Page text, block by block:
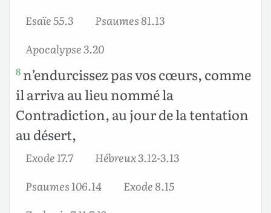
Esaïe 55.3
Psaumes 81.13
Apocalypse 3.20
8 n’endurcissez pas vos cœurs, comme
il arriva au lieu nommé la
Contradiction, au jour de la tentation
au désert,
Exode 17.7
Hébreux 3.12-3.13
Psaumes 106.14
Exode 8.15